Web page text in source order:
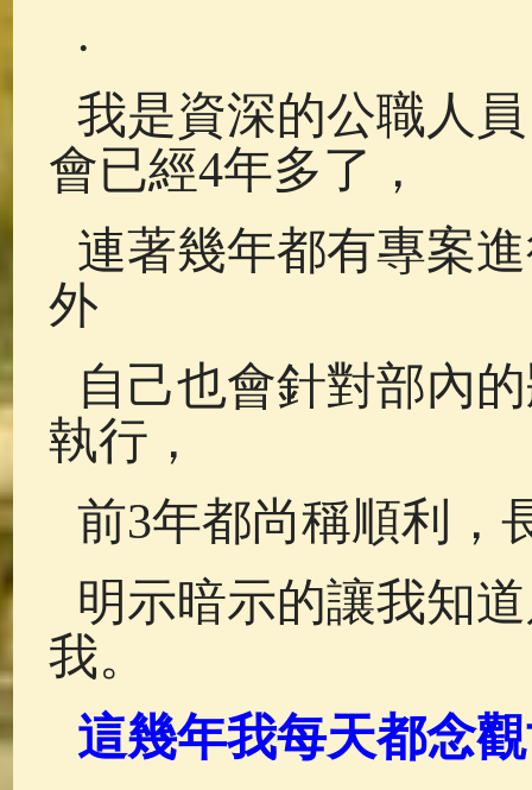
.
我是資深的公職人
會已經4年多了，
連著幾年都有專案
外
自己也會針對部內
執行，
前3年都尚稱順利，
明示暗示的讓我知
我。
這幾年我每天都念